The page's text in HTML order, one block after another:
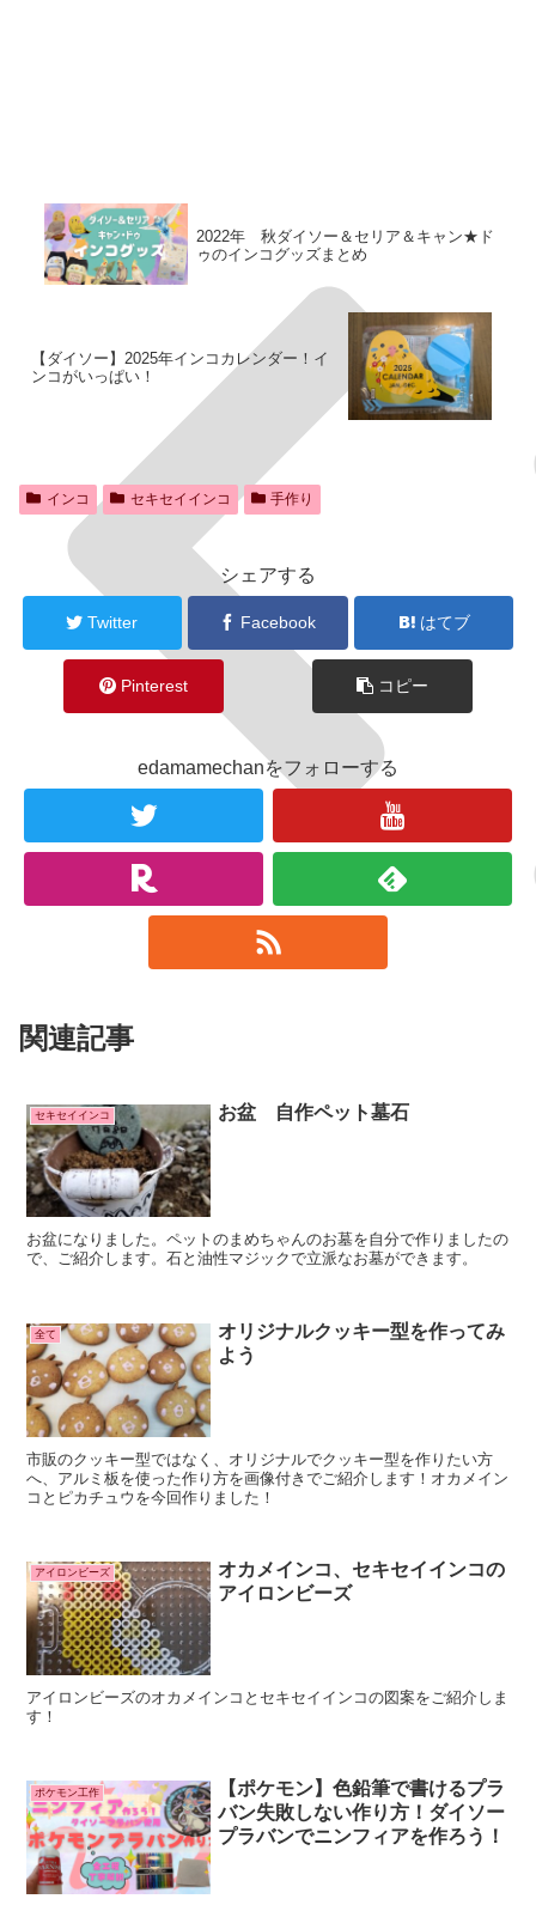
2022年 秋ダイソー＆セリア＆キャン★ド
ゥのインコグッズまとめ
【ダイソー】2025年インコカレンダー！イ
ンコがいっぱい！
インコ セキセイインコ 手作り
シェアする
Twitter Facebook はてブ
Pinterest コピー
edamamechanをフォローする
関連記事
セキセイインコ お盆 自作ペット墓石
お盆になりました。ペットのまめちゃんのお墓を自分で作りましたの
で、ご紹介します。石と油性マジックで立派なお墓ができます。
全て
オリジナルクッキー型を作ってみ
よう
市販のクッキー型ではなく、オリジナルでクッキー型を作りたい方
へ、アルミ板を使った作り方を画像付きでご紹介します！オカメイン
コとピカチュウを今回作りました！
アイロンビーズ
オカメインコ、セキセイインコの
アイロンビーズ
アイロンビーズのオカメインコとセキセイインコの図案をご紹介しま
す！
ポケモン工作
【ポケモン】色鉛筆で書けるプラ
バン失敗しない作り方！ダイソー
プラバンでニンフィアを作ろう！